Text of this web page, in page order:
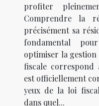
profiter
Comprendre la
précisément sa
fondamental
optimiser la
fiscale correspond
est officiellement
yeux de la loi
dans quel...